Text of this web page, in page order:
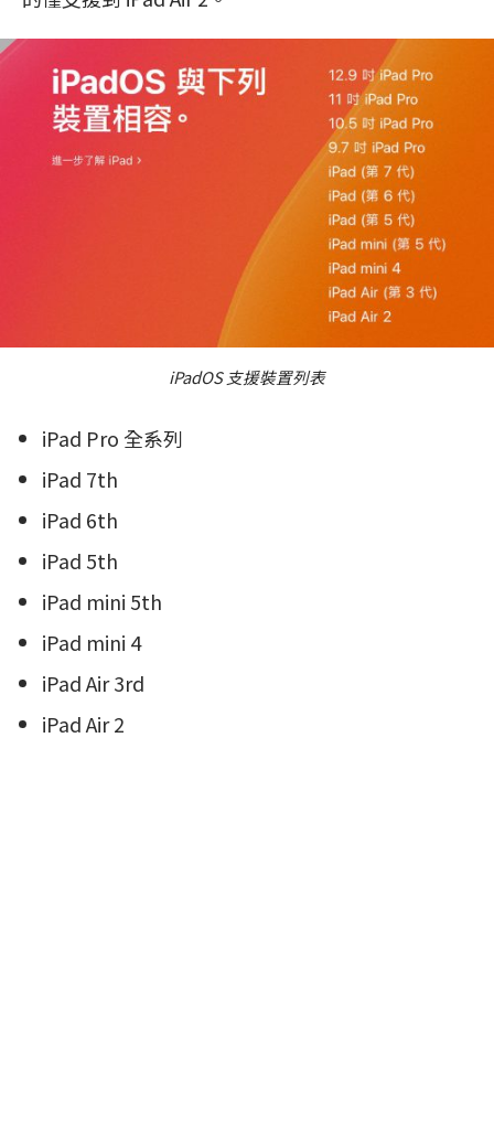
iPadOS 支援裝置列表
iPad Pro 全系列
iPad 7th
iPad 6th
iPad 5th
iPad mini 5th
iPad mini 4
iPad Air 3rd
iPad Air 2